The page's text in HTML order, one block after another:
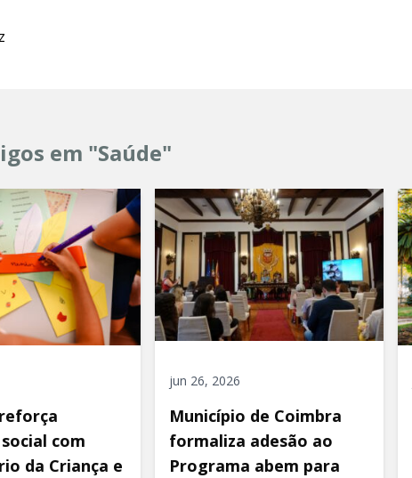
em "Saúde"
com
da Criança e
jun 26, 2026
Município de Coimbra
formaliza adesão ao
Programa abem para